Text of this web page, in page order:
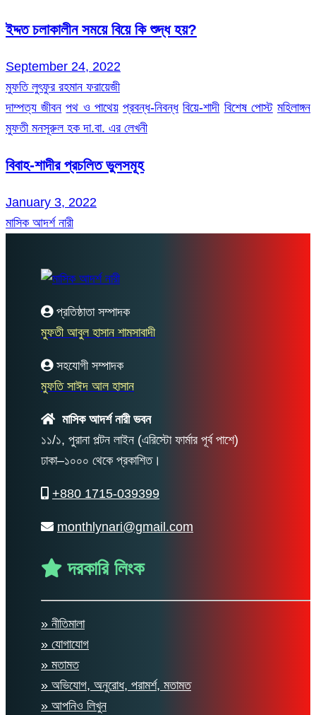
ইদ্দত চলাকালীন সময়ে বিয়ে কি শুদ্ধ হয়?
September 24, 2022
মুফতি লুৎফুর রহমান ফরায়েজী
দাম্পত্য জীবন পথ ও পাথেয় প্রবন্ধ-নিবন্ধ বিয়ে-শাদী বিশেষ পোস্ট মহিলাঙ্গন
মুফতী মনসূরুল হক দা.বা. এর লেখনী
বিবাহ-শাদীর প্রচলিত ভুলসমূহ
January 3, 2022
মাসিক আদর্শ নারী
প্রতিষ্ঠাতা সম্পাদক
মুফতী আবুল হাসান শামসাবাদী
সহযোগী সম্পাদক
মুফতি সাঈদ আল হাসান
মাসিক আদর্শ নারী ভবন
১১/১, পুরানা পল্টন লাইন (এরিস্টো ফার্মার পূর্ব পাশে)
ঢাকা–১০০০ থেকে প্রকাশিত।
+880 1715-039399
monthlynari@gmail.com
দরকারি লিংক
» নীতিমালা
» যোগাযোগ
» মতামত
» অভিযোগ, অনুরোধ, পরামর্শ, মতামত
» আপনিও লিখুন